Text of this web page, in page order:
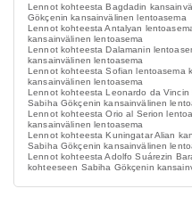
Lennot kohteesta Bagdadin
Gökçenin kansainvälinen lentoasema
Lennot kohteesta Antalyan
kansainvälinen lentoasema
Lennot kohteesta Dalamanin
kansainvälinen lentoasema
Lennot kohteesta Sofian lentoasema
kansainvälinen lentoasema
Lennot kohteesta Leonardo da
Sabiha Gökçenin kansainvälinen
Lennot kohteesta Orio al Serion
kansainvälinen lentoasema
Lennot kohteesta Kuningatar Alian
Sabiha Gökçenin kansainvälinen
Lennot kohteesta Adolfo Suárezin
kohteeseen Sabiha Gökçenin